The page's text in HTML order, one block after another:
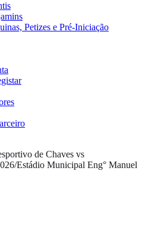
Petizes e Pré-Iniciação
de Chaves vs
/Estádio Municipal Eng° Manuel